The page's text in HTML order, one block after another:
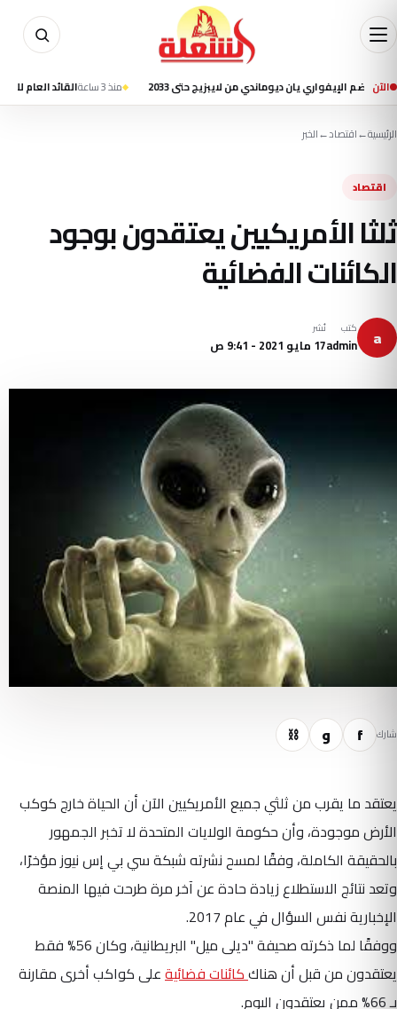
الآن يان ديوماندي من لايبزيج حتى 2033 منذ 3 ساعة القائد العام للجيش
الرئيسية←اقتصاد←الخبر
اقتصاد
ثلثا الأمريكيين يعتقدون بوجود
الكائنات الفضائية
a كتب
admin
نُشر
17 مايو 2021 - 9:41 ص
شارك f و ⛓
يعتقد ما يقرب من ثلثي جميع الأمريكيين الآن أن الحياة خارج كوكب
الأرض موجودة، وأن حكومة الولايات المتحدة لا تخبر الجمهور
بالحقيقة الكاملة، وفقًا لمسح نشرته شبكة سي بي إس نيوز مؤخرًا،
وتعد نتائج الاستطلاع زيادة حادة عن آخر مرة طرحت فيها المنصة
الإخبارية نفس السؤال في عام 2017.
ووفقًا لما ذكرته صحيفة "ديلى ميل" البريطانية، وكان 56% فقط
يعتقدون من قبل أن هناككائنات فضائيةعلى كواكب أخرى مقارنة
بـ 66% ممن يعتقدون اليوم.